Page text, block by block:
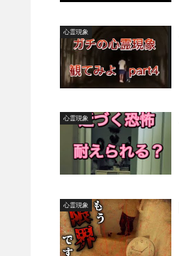
心霊現象
心霊現象
心霊現象